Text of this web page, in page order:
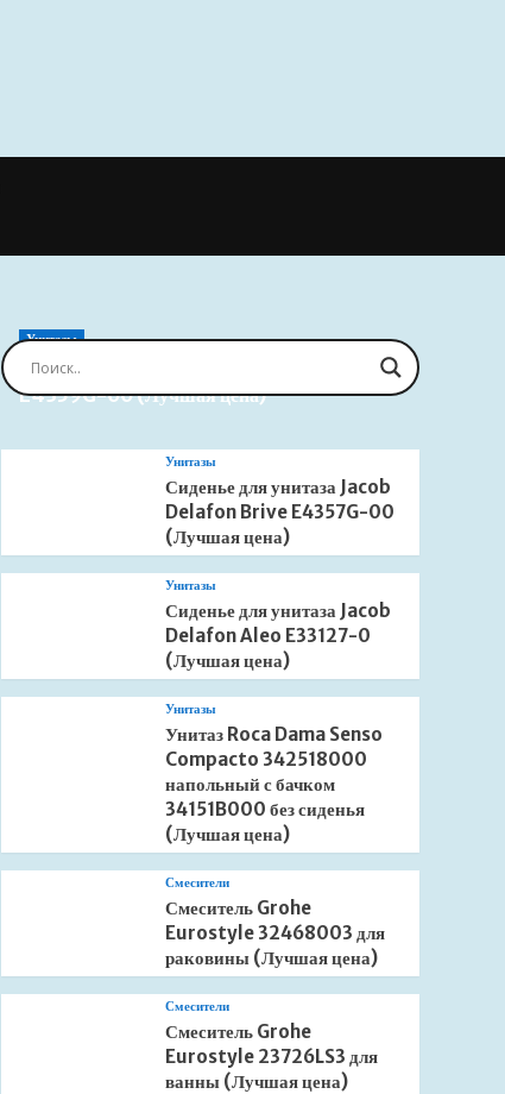
Унитазы
Сиденье для унитаза Jacob Delafon Brive
E4359G-00 (Лучшая цена)
Унитазы
Сиденье для унитаза Jacob
Delafon Brive E4357G-00
(Лучшая цена)
Унитазы
Сиденье для унитаза Jacob
Delafon Aleo E33127-0
(Лучшая цена)
Унитазы
Унитаз Roca Dama Senso
Compacto 342518000
напольный с бачком
34151B000 без сиденья
(Лучшая цена)
Смесители
Смеситель Grohe
Eurostyle 32468003 для
раковины (Лучшая цена)
Смесители
Смеситель Grohe
Eurostyle 23726LS3 для
ванны (Лучшая цена)